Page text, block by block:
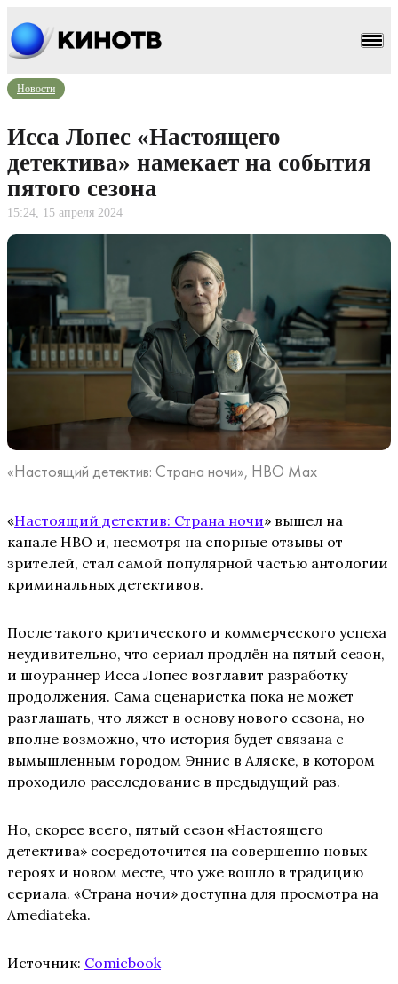
Новости
Исса Лопес «Настоящего
детектива» намекает на события
пятого сезона
15:24, 15 апреля 2024
«Настоящий детектив: Страна ночи», HBO Max
«Настоящий детектив: Страна ночи» вышел на
канале HBO и, несмотря на спорные отзывы от
зрителей, стал самой популярной частью антологии
криминальных детективов.
После такого критического и коммерческого успеха
неудивительно, что сериал продлён на пятый сезон,
и шоураннер Исса Лопес возглавит разработку
продолжения. Сама сценаристка пока не может
разглашать, что ляжет в основу нового сезона, но
вполне возможно, что история будет связана с
вымышленным городом Эннис в Аляске, в котором
проходило расследование в предыдущий раз.
Но, скорее всего, пятый сезон «Настоящего
детектива» сосредоточится на совершенно новых
героях и новом месте, что уже вошло в традицию
сериала. «Страна ночи» доступна для просмотра на
Amediateka.
Источник: Comicbook